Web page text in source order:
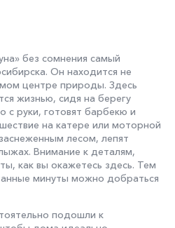
без сомнения самый
Он находится не
центре природы. Здесь
жизнью, сидя на берегу
с руки, готовят барбекю и
на катере или моторной
лесом, лепят
Внимание к деталям,
как вы окажетесь здесь. Тем
минуты можно добраться
подошли к